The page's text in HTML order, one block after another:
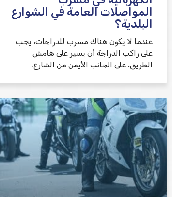
المواصلات العامة في الشوارع
البلدية؟
عندما لا يكون هناك مسرب للدراجات، يجب
على راكب الدراجة أن يسير على هامش
الطريق، على الجانب الأيمن من الشارع.